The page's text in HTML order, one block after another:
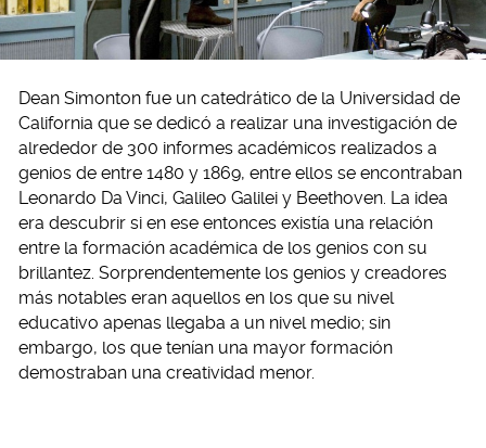
Dean Simonton fue un catedrático de la Universidad de
California que se dedicó a realizar una investigación de
alrededor de 300 informes académicos realizados a
genios de entre 1480 y 1869, entre ellos se encontraban
Leonardo Da Vinci, Galileo Galilei y Beethoven. La idea
era descubrir si en ese entonces existía una relación
entre la formación académica de los genios con su
brillantez. Sorprendentemente los genios y creadores
más notables eran aquellos en los que su nivel
educativo apenas llegaba a un nivel medio; sin
embargo, los que tenían una mayor formación
demostraban una creatividad menor.